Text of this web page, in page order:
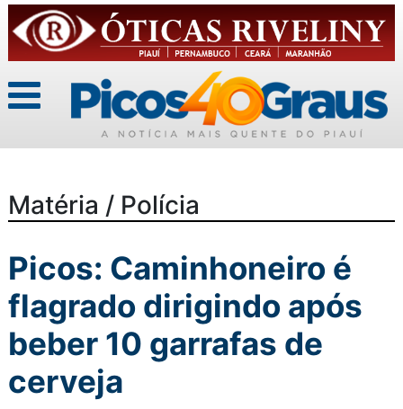
Matéria / Polícia
Picos: Caminhoneiro é
flagrado dirigindo após
beber 10 garrafas de
cerveja